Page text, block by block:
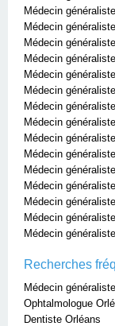
Médecin
Médecin
Médecin
Médecin
Médecin
Médecin
Médecin
Médecin
Médecin
Médecin
Médecin
Médecin
Médecin
Médecin
Médecin
Recherches
Médecin
Ophtalmologue
Dentiste Orléans